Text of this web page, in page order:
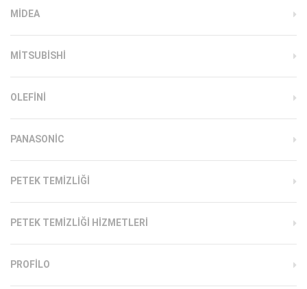
MIDEA
MITSUBISHI
OLEFINI
PANASONIC
PETEK TEMIZLIĞI
PETEK TEMIZLIĞI HIZMETLERI
PROFILO